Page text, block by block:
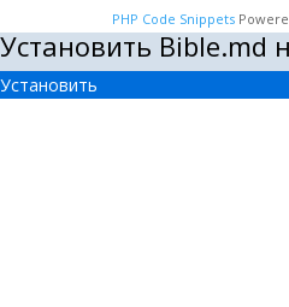
PHP Code Snippets
Установить Bible.md
Установить